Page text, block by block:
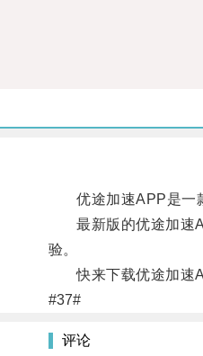
优途加速APP是一款
最新版的优途加速
验。
快来下载优途加速
#37#
评论